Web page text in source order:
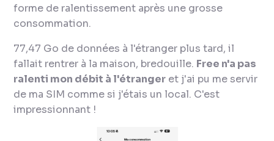
forme de ralentissement après une grosse
consommation.
77,47 Go de données à l'étranger plus tard, il
fallait rentrer à la maison, bredouille. Free n'a pas
ralenti mon débit à l'étranger et j'ai pu me servir
de ma SIM comme si j'étais un local. C'est
impressionnant !